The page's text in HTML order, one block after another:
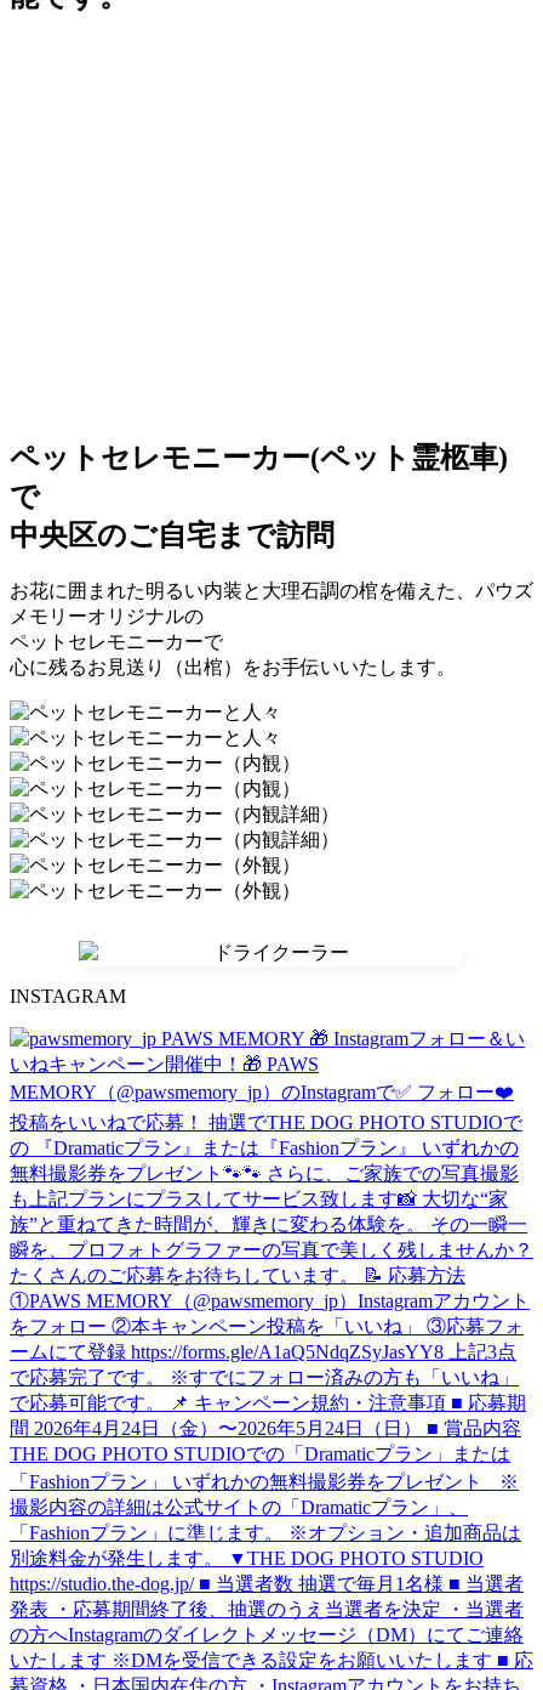
ペットセレモニーカー(ペット霊柩車)
で
中央区のご自宅まで訪問
お花に囲まれた明るい内装と大理石調の棺を備えた、パウズ
メモリーオリジナルの
ペットセレモニーカーで
心に残るお見送り（出棺）をお手伝いいたします。
INSTAGRAM